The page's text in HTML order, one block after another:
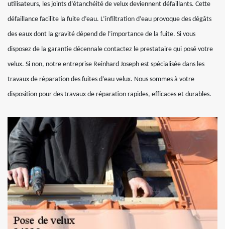
utilisateurs, les joints d’étanchéité de velux deviennent défaillants. Cette
défaillance facilite la fuite d’eau. L’infiltration d’eau provoque des dégâts
des eaux dont la gravité dépend de l’importance de la fuite. Si vous
disposez de la garantie décennale contactez le prestataire qui posé votre
velux. Si non, notre entreprise Reinhard Joseph est spécialisée dans les
travaux de réparation des fuites d’eau velux. Nous sommes à votre
disposition pour des travaux de réparation rapides, efficaces et durables.